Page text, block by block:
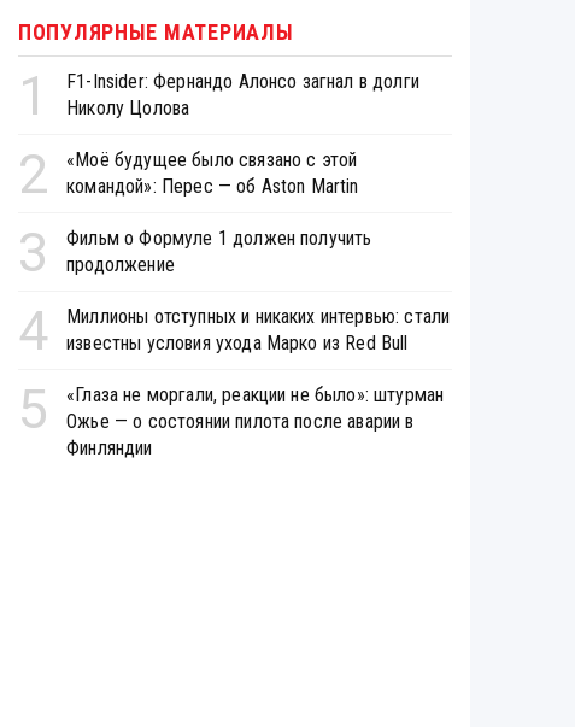
ПОПУЛЯРНЫЕ МАТЕРИАЛЫ
1
F1-Insider: Фернандо Алонсо загнал в долги
Николу Цолова
2
«Моё будущее было связано с этой
командой»: Перес — об Aston Martin
3
Фильм о Формуле 1 должен получить
продолжение
4
Миллионы отступных и никаких интервью: стали
известны условия ухода Марко из Red Bull
5
«Глаза не моргали, реакции не было»: штурман
Ожье — о состоянии пилота после аварии в
Финляндии